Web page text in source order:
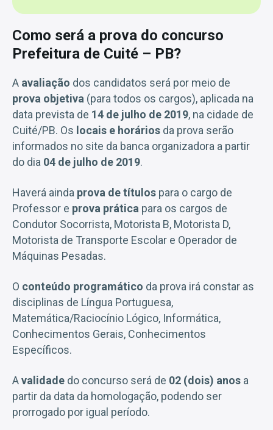
Como será a prova do concurso
Prefeitura de Cuité – PB?
A avaliação dos candidatos será por meio de
prova objetiva (para todos os cargos), aplicada na
data prevista de 14 de julho de 2019, na cidade de
Cuité/PB. Os locais e horários da prova serão
informados no site da banca organizadora a partir
do dia 04 de julho de 2019.
Haverá ainda prova de títulos para o cargo de
Professor e prova prática para os cargos de
Condutor Socorrista, Motorista B, Motorista D,
Motorista de Transporte Escolar e Operador de
Máquinas Pesadas.
O conteúdo programático da prova irá constar as
disciplinas de Língua Portuguesa,
Matemática/Raciocínio Lógico, Informática,
Conhecimentos Gerais, Conhecimentos
Específicos.
Avalidade do concurso será de 02 (dois) anos a
partir da data da homologação, podendo ser
prorrogado por igual período.